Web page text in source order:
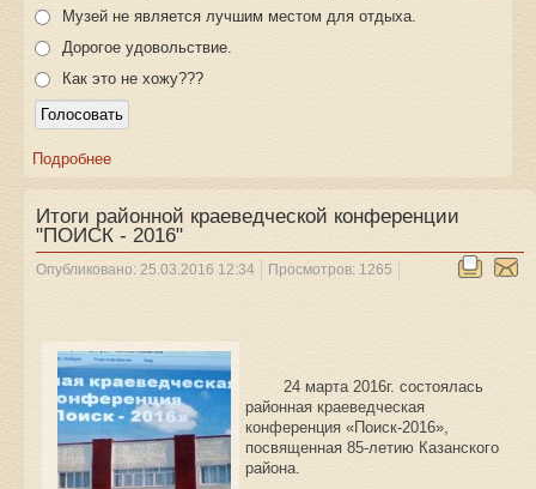
Музей не является лучшим местом для отдыха.
Дорогое удовольствие.
Как это не хожу???
Подробнее
Итоги районной краеведческой конференции
"ПОИСК - 2016"
Опубликовано: 25.03.2016 12:34 Просмотров: 1265
24 марта 2016г. состоялась
районная краеведческая
конференция «Поиск-2016»,
посвященная 85-летию Казанского
района.